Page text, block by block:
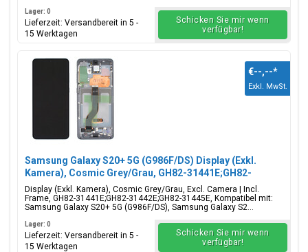
Lager: 0
Lieferzeit: Versandbereit in 5 -
15 Werktagen
Schicken Sie mir wenn
verfügbar!
Samsung Galaxy S20+ 5G (G986F/DS) Display (Exkl.
Kamera), Cosmic Grey/Grau, GH82-31441E;GH82-
31442E;GH82-31445E
Display (Exkl. Kamera), Cosmic Grey/Grau, Excl. Camera | Incl.
Frame, GH82-31441E;GH82-31442E;GH82-31445E, Kompatibel mit:
Samsung Galaxy S20+ 5G (G986F/DS), Samsung Galaxy S2...
€--,--*
Exkl. MwSt.
Lager: 0
Lieferzeit: Versandbereit in 5 -
15 Werktagen
Schicken Sie mir wenn
verfügbar!